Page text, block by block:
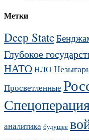
Метки
Deep State
Глубокое
НАТОНЛО
Просветленные
аналитика будущее